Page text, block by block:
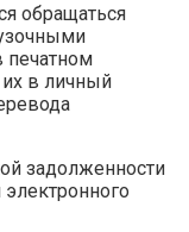
обращаться
их в личный
задолженности